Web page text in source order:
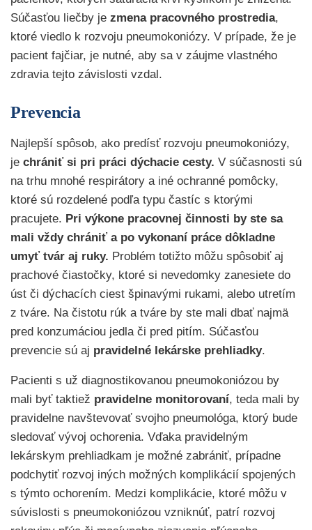
Súčasťou liečby je zmena pracovného prostredia,
ktoré viedlo k rozvoju pneumokoniózy. V prípade, že je
pacient fajčiar, je nutné, aby sa v záujme vlastného
zdravia tejto závislosti vzdal.
Prevencia
Najlepší spôsob, ako predísť rozvoju pneumokoniózy,
je chrániť si pri práci dýchacie cesty. V súčasnosti sú
na trhu mnohé respirátory a iné ochranné pomôcky,
ktoré sú rozdelené podľa typu častíc s ktorými
pracujete. Pri výkone pracovnej činnosti by ste sa
mali vždy chrániť a po vykonaní práce dôkladne
umyť tvár aj ruky. Problém totižto môžu spôsobiť aj
prachové čiastočky, ktoré si nevedomky zanesiete do
úst či dýchacích ciest špinavými rukami, alebo utretím
z tváre. Na čistotu rúk a tváre by ste mali dbať najmä
pred konzumáciou jedla či pred pitím. Súčasťou
prevencie sú aj pravidelné lekárske prehliadky.
Pacienti s už diagnostikovanou pneumokoniózou by
mali byť taktiež pravidelne monitorovaní, teda mali by
pravidelne navštevovať svojho pneumológa, ktorý bude
sledovať vývoj ochorenia. Vďaka pravidelným
lekárskym prehliadkam je možné zabrániť, prípadne
podchytiť rozvoj iných možných komplikácií spojených
s týmto ochorením. Medzi komplikácie, ktoré môžu v
súvislosti s pneumokoniózou vzniknúť, patrí rozvoj